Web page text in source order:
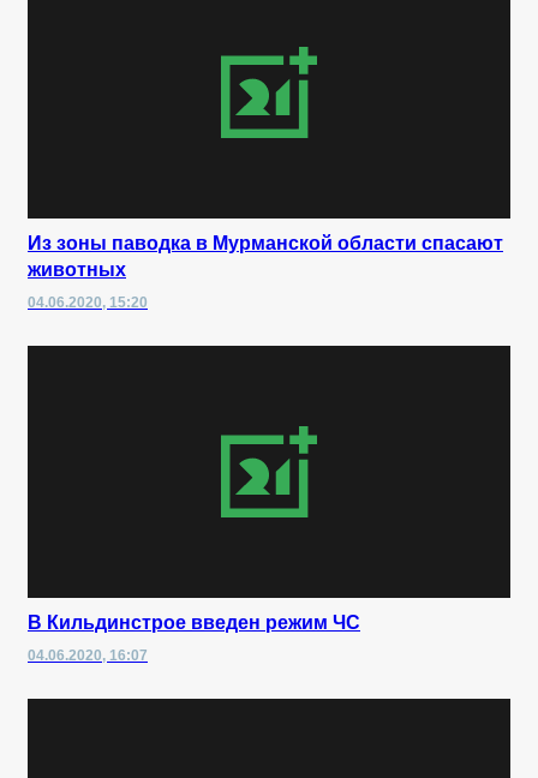
Из зоны паводка в Мурманской области спасают
животных
04.06.2020, 15:20
В Кильдинстрое введен режим ЧС
04.06.2020, 16:07